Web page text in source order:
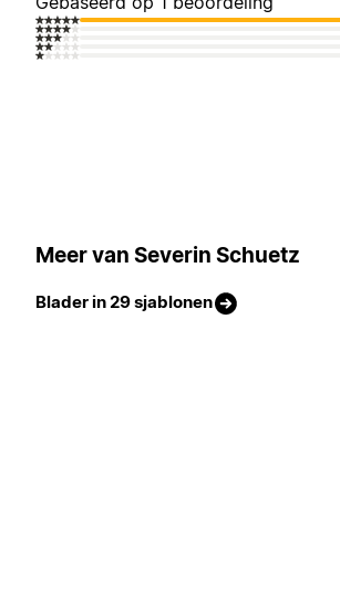
Meer van Severin Schuetz
Blader in 29 sjablonen